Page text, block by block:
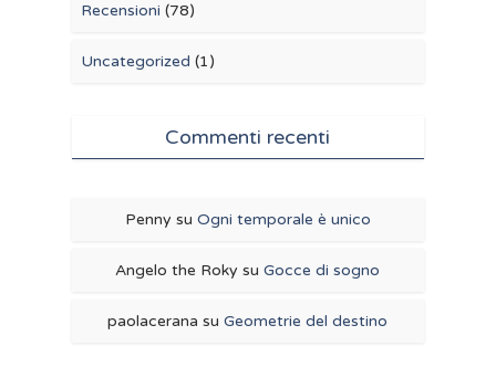
Recensioni (78)
Uncategorized (1)
Commenti recenti
Penny su Ogni temporale è unico
Angelo the Roky suGocce di sogno
paolacerana suGeometrie del destino